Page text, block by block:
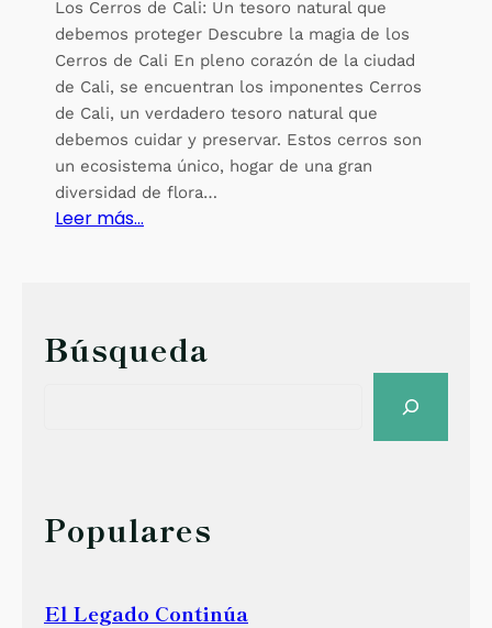
Los Cerros de Cali: Un tesoro natural que
debemos proteger Descubre la magia de los
Cerros de Cali En pleno corazón de la ciudad
de Cali, se encuentran los imponentes Cerros
de Cali, un verdadero tesoro natural que
debemos cuidar y preservar. Estos cerros son
un ecosistema único, hogar de una gran
diversidad de flora…
Leer más…
e
C
i
Búsqueda
h
Populares
El Legado Continúa